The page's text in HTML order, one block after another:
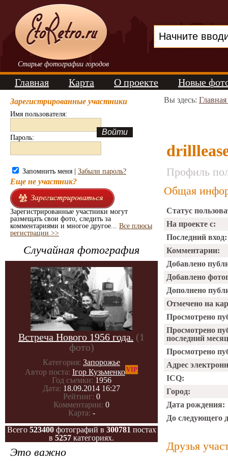
Старые фотографии городов
Главная Карта О проекте Новые
Зарегистрированные участники
Имя пользователя:
Пароль:
Запомнить меня | Забыли пароль?
Еще не участник?
Зарегистрированные участники могут
размещать свои фото, следить за
комментариями и многое другое... Все плюсы
регистрации >>
Случайная фотография
Встреча Нового 1956 года. (1
фото)
Категория: Запорожье
Автор поста: Ігор КузьменкоVIP
Год съемки: 1956
Дата: 18.09.2014 16:27
Рейтинг: 0
Комментарии: 0
Карта: -
Всего 523400фотографий в 300781 постах
в 5257 категориях.
Это важно
Вы здесь:
Профиль
Общая
Статус
На проекте с:
Последний вход:
Комментарии:
Добавлено
Добавлено
Дополнено
Отмечено на
Просмотрено
Просмотрено
последний
Просмотрено
Адрес
ICQ:
Город:
Дата рождения:
До следующего
Друзья